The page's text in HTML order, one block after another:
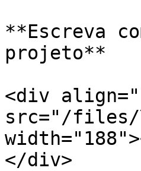
**Escreva
projeto**
<div
src="/files/
</div>